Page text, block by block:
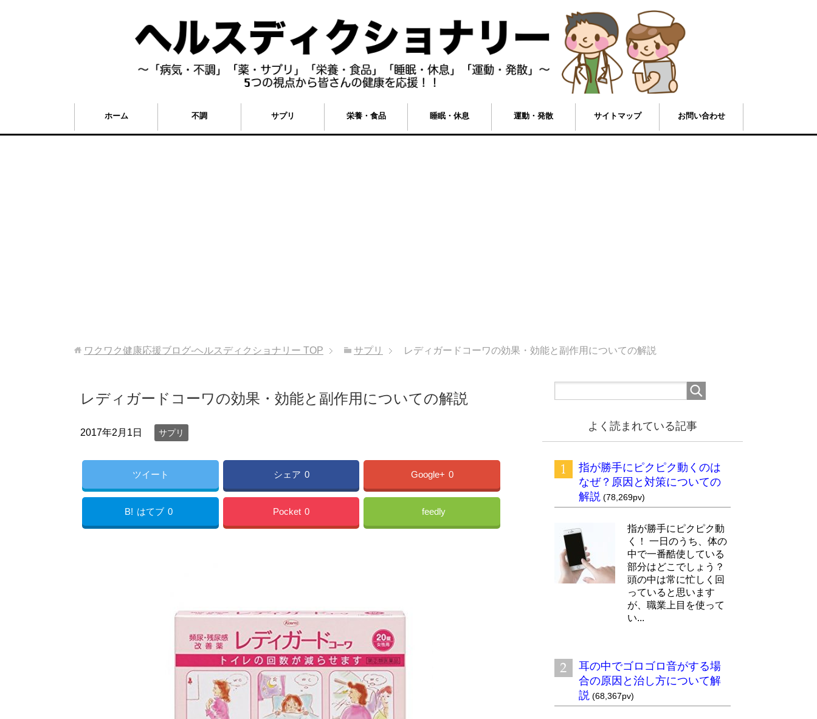
ホーム 不調 サプリ 栄養・食品 睡眠・休息 運動・発散 サイトマップ お問い合わせ
ワクワク健康応援ブログ-ヘルスディクショナリー TOP サプリ レディガードコーワの効果・効能と副作用についての解説
レディガードコーワの効果・効能と副作用についての解説
2017年2月1日 サプリ
ツイート シェア 0 Google+ 0
B! はてブ 0 Pocket 0 feedly
よく読まれている記事
指が勝手にピクピク動くのは
なぜ？原因と対策についての
解説 (78,269pv)
指が勝手にピクピク動
く！ 一日のうち、体の
中で一番酷使している
部分はどこでしょう？
頭の中は常に忙しく回
っていると思います
が、職業上目を使って
い...
耳の中でゴロゴロ音がする場
合の原因と治し方について解
説 (68,367pv)